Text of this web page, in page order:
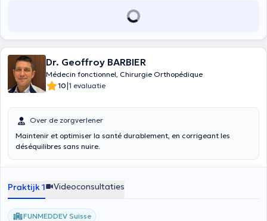
Dr. Geoffroy BARBIER
Médecin fonctionnel, Chirurgie Orthopédique
10|1 evaluatie
Over de zorgverlener
Maintenir et optimiser la santé durablement, en corrigeant les
déséquilibres sans nuire.
Praktijk 1 Videoconsultaties
FUNMEDDEV Suisse